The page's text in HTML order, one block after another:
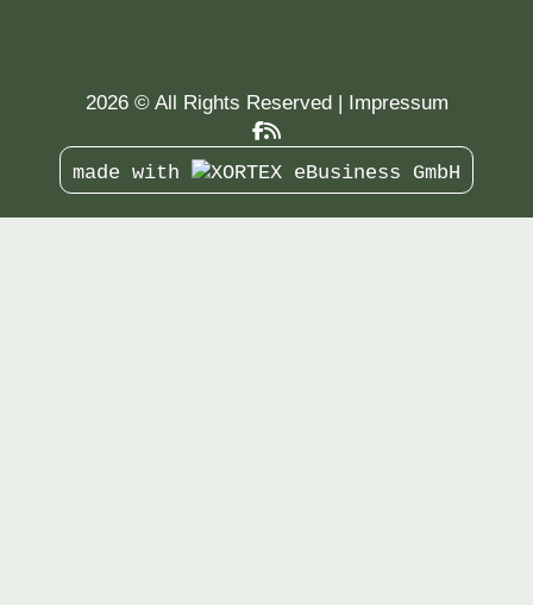
2026 © All Rights Reserved Impressum
made with